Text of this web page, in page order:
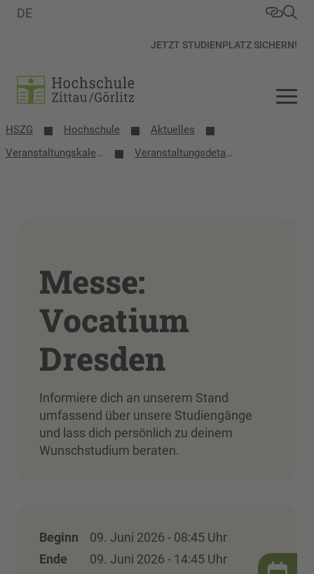
JETZT STUDIENPLATZ SICHERN!
DE
HSZG Hochschule
Aktuelles
Veranstaltungs­kalender
Veranstaltungsdetails
Messe:
Vocatium
Dresden
Informiere dich an unserem Stand
umfassend über unsere Studiengänge
und lass dich persönlich zu deinem
Wunschstudium beraten.
Beginn
09. Juni 2026 - 08:45 Uhr
Ende
09. Juni 2026 - 14:45 Uhr